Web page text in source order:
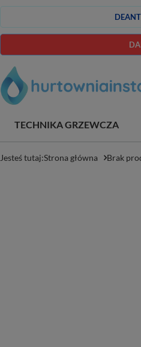
TECHNIKA GRZEWCZA
Jesteś tutaj:Strona główna Brak